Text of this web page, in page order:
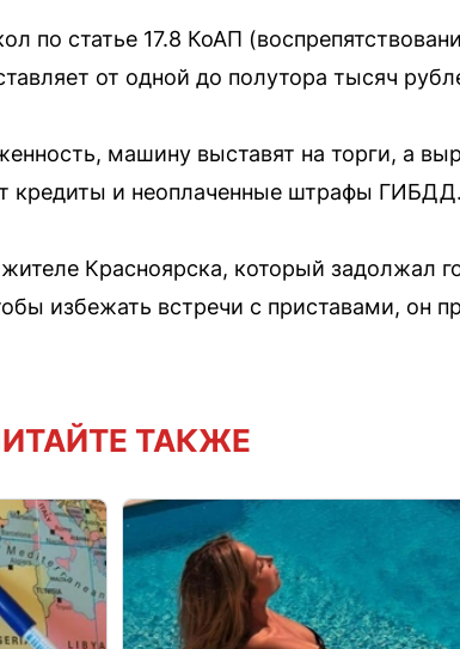
по статье 17.8 КоАП
от одной до полутора тысяч
машину выставят на торги, а
кредиты и неоплаченные штрафы ГИБДД.
Красноярска, который задолжал
избежать встречи с приставами, он
ТАКЖЕ